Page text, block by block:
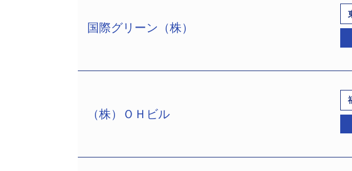
ライン」に参入、中継電話サービス事業を手掛け、平成
（チョッカ）」を提供。人気俳優を使ったテレビコマーシ
また、今年8月にソフト開発のドリームテクノロジーズ（
しかし、「ＣＨＯＫＫＡ」事業のために多額の設備投資
ＮＴＴが固定電話の基本料金の値下げを行ったことから、
（株）大阪シティドーム（大阪市西区千代崎3中2−1、設
容人数を持つ全天候多目的ドーム、通称「大阪ドーム」を
各種コンサートや展示会などが開催され、平成10年3月期
しかし、建築資金の大半を借入金で賄っていたため金利
国際グリーン（株）
国武（株）（中央区銀座4−2−6、設立昭和49年4月、資本
万円、同社長）の3社は10月14日、東京地裁に民事再生手
（株）ＯＨビル